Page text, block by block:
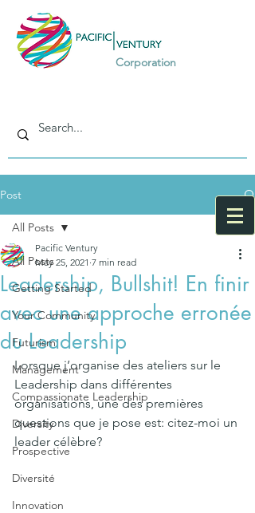
Corporation
Post
All Posts
Getting Started
Your Community
Futurism
Management
Compassionate Leadership
Diversity
Prospective
Diversité
Innovation
All Posts
Leadership, Bullshit! En finir
avec une approche erronée
du Leadership
Pacific Ventury
May 25, 2021 7 min read
Lorsque j’organise des ateliers sur le
Leadership dans différentes
organisations, une des premières
questions que je pose est: citez-moi un
leader célèbre?